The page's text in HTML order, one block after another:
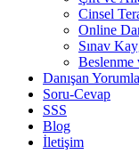
Cinsel
Online
Sınav
Danışan
Soru-Cevap
SSS
Blog
İletişim